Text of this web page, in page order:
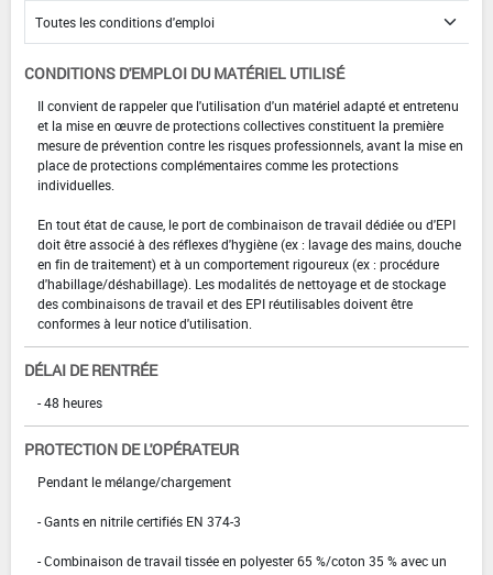
CONDITIONS D'EMPLOI DU MATÉRIEL UTILISÉ
Il convient de rappeler que l'utilisation d'un matériel adapté et entretenu
et la mise en œuvre de protections collectives constituent la première
mesure de prévention contre les risques professionnels, avant la mise en
place de protections complémentaires comme les protections
individuelles.
En tout état de cause, le port de combinaison de travail dédiée ou d'EPI
doit être associé à des réflexes d'hygiène (ex : lavage des mains, douche
en fin de traitement) et à un comportement rigoureux (ex : procédure
d'habillage/déshabillage). Les modalités de nettoyage et de stockage
des combinaisons de travail et des EPI réutilisables doivent être
conformes à leur notice d'utilisation.
DÉLAI DE RENTRÉE
- 48 heures
PROTECTION DE L'OPÉRATEUR
Pendant le mélange/chargement
- Gants en nitrile certifiés EN 374-3
- Combinaison de travail tissée en polyester 65 %/coton 35 % avec un